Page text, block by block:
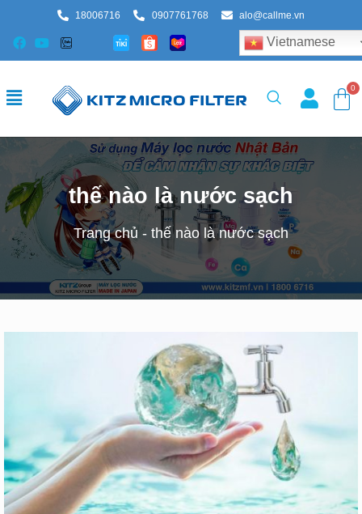
18006716 0907761768 alo@callme.vn
Vietnamese
thế nào là nước sạch
Trang chủ - thế nào là nước sạch